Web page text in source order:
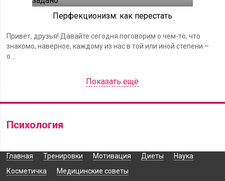
Перфекционизм: как перестать
Привет, друзья! Давайте сегодня поговорим о чем-то, что
знакомо, наверное, каждому из нас в той или иной степени –
о...
Показать ещё
Психология
Главная Тренировки Мотивация Диеты
Наука
Косметичка
Медицинские советы